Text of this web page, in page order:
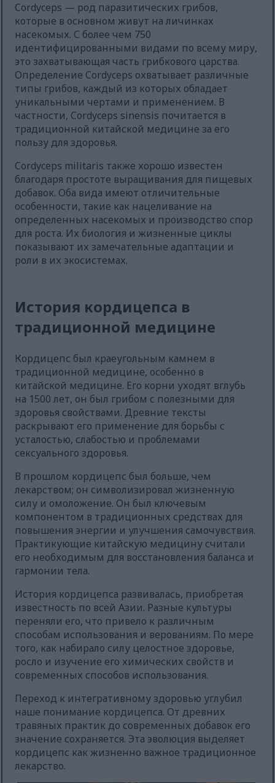
Cordyceps — род паразитических грибов,
которые в основном живут на личинках
насекомых. С более чем 750
идентифицированными видами по всему миру,
это захватывающая часть грибкового царства.
Определение Cordyceps охватывает различные
типы грибов, каждый из которых обладает
уникальными чертами и применением. В
частности, Cordyceps sinensis почитается в
традиционной китайской медицине за его
пользу для здоровья.
Cordyceps militaris также хорошо известен
благодаря простоте выращивания для пищевых
добавок. Оба вида имеют отличительные
особенности, такие как нацеливание на
определенных насекомых и производство спор
для роста. Их биология и жизненные циклы
показывают их замечательные адаптации и
роли в их экосистемах.
История кордицепса в
традиционной медицине
Кордицепс был краеугольным камнем в
традиционной медицине, особенно в
китайской медицине. Его корни уходят вглубь
на 1500 лет, он был грибом с полезными для
здоровья свойствами. Древние тексты
раскрывают его применение для борьбы с
усталостью, слабостью и проблемами
сексуального здоровья.
В прошлом кордицепс был больше, чем
лекарством; он символизировал жизненную
силу и омоложение. Он был ключевым
компонентом в традиционных средствах для
повышения энергии и улучшения самочувствия.
Практикующие китайскую медицину считали
его необходимым для восстановления баланса и
гармонии тела.
История кордицепса развивалась, приобретая
известность по всей Азии. Разные культуры
переняли его, что привело к различным
способам использования и верованиям. По мере
того, как набирало силу целостное здоровье,
росло и изучение его химических свойств и
современных способов использования.
Переход к интегративному здоровью углубил
наше понимание кордицепса. От древних
травяных практик до современных добавок его
значение сохраняется. Эта эволюция выделяет
кордицепс как жизненно важное традиционное
лекарство.